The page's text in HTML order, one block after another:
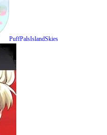
PuffPalsIslandSkies